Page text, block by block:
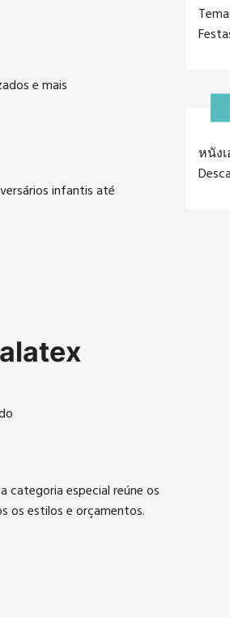
e mais
infantis até
categoria especial reúne os
os estilos e orçamentos.
หนัง